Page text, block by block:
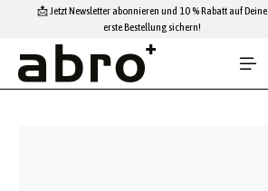
Zum Hauptinhalt springen
📩 Jetzt Newsletter abonnieren und 10 % Rabatt auf Deine
erste Bestellung sichern!